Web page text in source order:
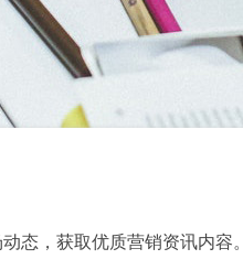
态，获取优质营销资讯内容。